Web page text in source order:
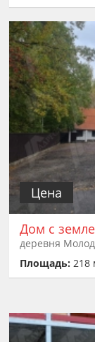
Цена
Дом с
деревня
Площадь: 218